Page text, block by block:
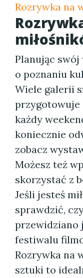
Rozrywka na
Planując
o poznaniu
Wiele galerii
przygotowuje
każdy
koniecznie
zobacz
Możesz też
skorzystać z
Jeśli jesteś
sprawdzić,
przewidziano
festiwalu
Rozrywka na
sztuki to